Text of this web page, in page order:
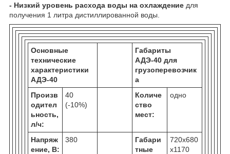
- Низкий уровень расхода воды на охлаждение для
получения 1 литра дистиллированной воды.
Основные
технические
характеристики
АДЭ-40
Габариты
АДЭ-40 для
грузоперевозчик
а
Произв
одител
ьность,
л/ч:
40
(-10%)
Количе
ство
мест:
одно
Напряж
ение, В:
380
Габари
тные
720х680
х1170